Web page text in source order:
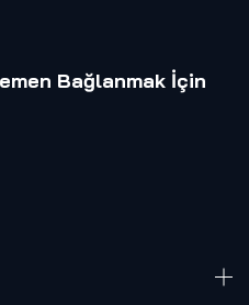
Bağlanmak İçin